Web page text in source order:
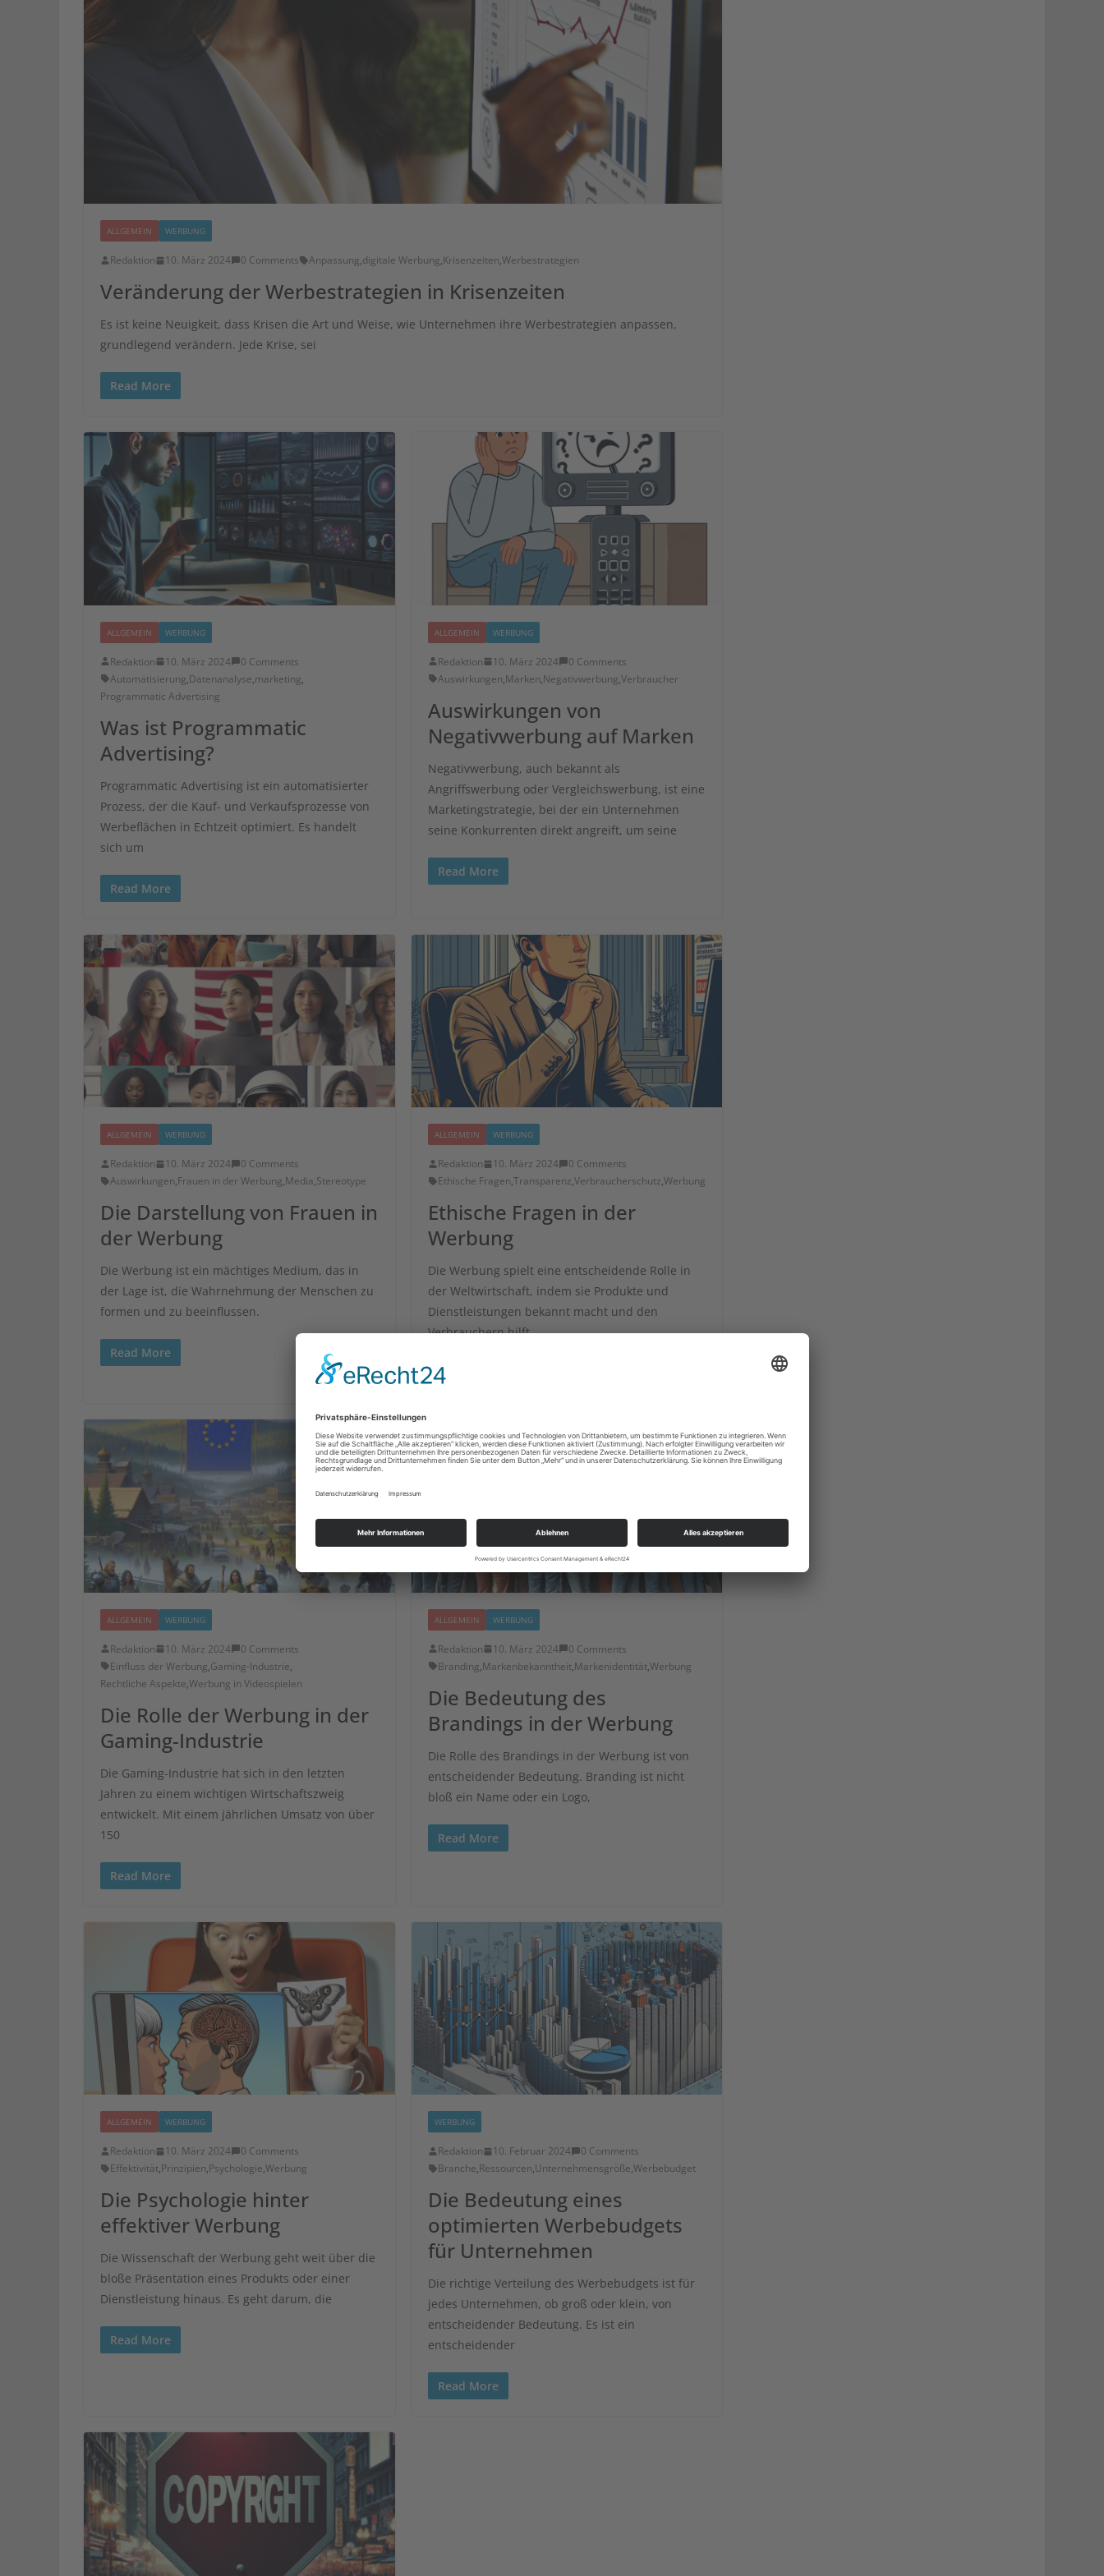
ALLGEMEIN WERBUNG
Redaktion 10. März 2024 0 Comments Anpassung,digitale Werbung,Krisenzeiten,Werbestrategien
Veränderung der Werbestrategien in Krisenzeiten
Es ist keine Neuigkeit, dass Krisen die Art und Weise, wie Unternehmen ihre Werbestrategien anpassen,
grundlegend verändern. Jede Krise, sei
Read More
ALLGEMEIN WERBUNG
Redaktion 10. März 2024
0 Comments
Automatisierung,Datenanalyse,marketing,
Programmatic Advertising
Was ist Programmatic
Advertising?
Programmatic Advertising ist ein automatisierter
Prozess, der die Kauf- und Verkaufsprozesse von
Werbeflächen in Echtzeit optimiert. Es handelt
sich um
Read More
ALLGEMEIN WERBUNG
Redaktion 10. März 2024
0 Comments
Auswirkungen,Marken,Negativwerbung,Verbraucher
Auswirkungen von
Negativwerbung auf Marken
Negativwerbung, auch bekannt als
Angriffswerbung oder Vergleichswerbung, ist eine
Marketingstrategie, bei der ein Unternehmen
seine Konkurrenten direkt angreift, um seine
Read More
ALLGEMEIN WERBUNG
Redaktion 10. März 2024
0 Comments
Auswirkungen,Frauen in der Werbung,Media,Stereotype
Die Darstellung von Frauen in
der Werbung
Die Werbung ist ein mächtiges Medium, das in
der Lage ist, die Wahrnehmung der Menschen zu
formen und zu beeinflussen.
Read More
ALLGEMEIN WERBUNG
Redaktion 10. März 2024
0 Comments
Ethische Fragen,Transparenz,Verbraucherschutz,Werbung
Ethische Fragen in der
Werbung
Die Werbung spielt eine entscheidende Rolle in
der Weltwirtschaft, indem sie Produkte und
Dienstleistungen bekannt macht und den
Verbrauchern hilft,
Read More
ALLGEMEIN WERBUNG
Redaktion 10. März 2024
0 Comments
Einfluss der Werbung,Gaming-Industrie,
Rechtliche Aspekte,Werbung in Videospielen
Die Rolle der Werbung in der
Gaming-Industrie
Die Gaming-Industrie hat sich in den letzten
Jahren zu einem wichtigen Wirtschaftszweig
entwickelt. Mit einem jährlichen Umsatz von über
150
Read More
ALLGEMEIN WERBUNG
Redaktion 10. März 2024
0 Comments
Branding,Markenbekanntheit,Markenidentität,Werbung
Die Bedeutung des
Brandings in der Werbung
Die Rolle des Brandings in der Werbung ist von
entscheidender Bedeutung. Branding ist nicht
bloß ein Name oder ein Logo,
Read More
ALLGEMEIN WERBUNG
Redaktion 10. März 2024
0 Comments
Effektivität,Prinzipien,Psychologie,Werbung
Die Psychologie hinter
effektiver Werbung
Die Wissenschaft der Werbung geht weit über die
bloße Präsentation eines Produkts oder einer
Dienstleistung hinaus. Es geht darum, die
Read More
WERBUNG
Redaktion 10. Februar 2024
0 Comments
Branche,Ressourcen,Unternehmensgröße,Werbebudget
Die Bedeutung eines
optimierten Werbebudgets
für Unternehmen
Die richtige Verteilung des Werbebudgets ist für
jedes Unternehmen, ob groß oder klein, von
entscheidender Bedeutung. Es ist ein
entscheidender
Read More